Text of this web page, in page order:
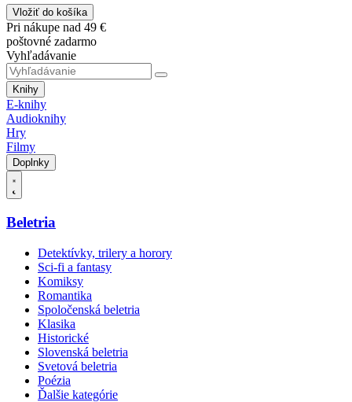
Vložiť do košíka
Pri nákupe nad 49 €
poštovné zadarmo
Vyhľadávanie
Knihy
E-knihy
Audioknihy
Hry
Filmy
Doplnky
Beletria
Detektívky, trilery a horory
Sci-fi a fantasy
Komiksy
Romantika
Spoločenská beletria
Klasika
Historické
Slovenská beletria
Svetová beletria
Poézia
Ďalšie kategórie